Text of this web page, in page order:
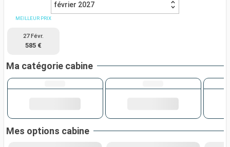
février 2027
MEILLEUR PRIX
27 Févr.
585 €
Ma catégorie cabine
Mes options cabine